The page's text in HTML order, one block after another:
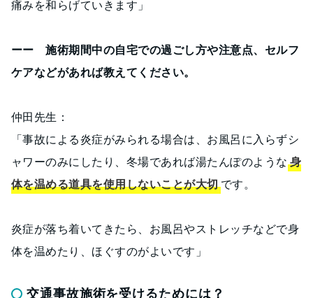
痛みを和らげていきます」
ーー 施術期間中の自宅での過ごし方や注意点、セルフ
ケアなどがあれば教えてください。
仲田先生：
「事故による炎症がみられる場合は、お風呂に入らずシ
ャワーのみにしたり、冬場であれば湯たんぽのような 身
体を温める道具を使用しないことが大切です。
炎症が落ち着いてきたら、お風呂やストレッチなどで身
体を温めたり、ほぐすのがよいです」
交通事故施術を受けるためには？